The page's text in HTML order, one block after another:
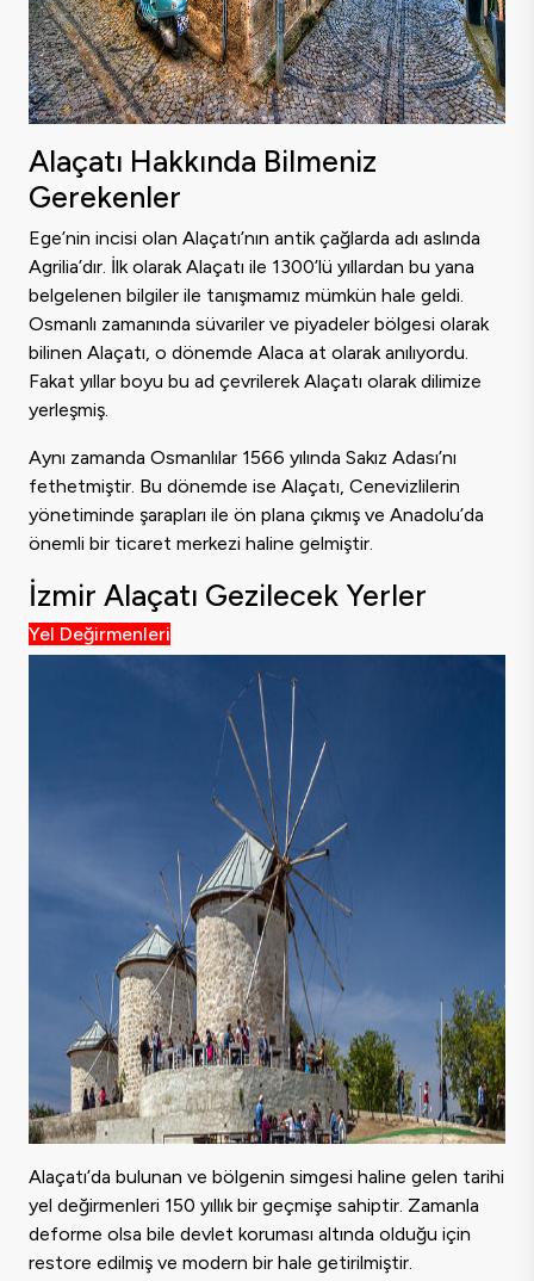
Alaçatı Hakkında Bilmeniz
Gerekenler
Ege’nin incisi olan Alaçatı’nın antik çağlarda adı aslında
Agrilia’dır. İlk olarak Alaçatı ile 1300’lü yıllardan bu yana
belgelenen bilgiler ile tanışmamız mümkün hale geldi.
Osmanlı zamanında süvariler ve piyadeler bölgesi olarak
bilinen Alaçatı, o dönemde Alaca at olarak anılıyordu.
Fakat yıllar boyu bu ad çevrilerek Alaçatı olarak dilimize
yerleşmiş.
Aynı zamanda Osmanlılar 1566 yılında Sakız Adası’nı
fethetmiştir. Bu dönemde ise Alaçatı, Cenevizlilerin
yönetiminde şarapları ile ön plana çıkmış ve Anadolu’da
önemli bir ticaret merkezi haline gelmiştir.
İzmir Alaçatı Gezilecek Yerler
Yel Değirmenleri
Alaçatı’da bulunan ve bölgenin simgesi haline gelen tarihi
yel değirmenleri 150 yıllık bir geçmişe sahiptir. Zamanla
deforme olsa bile devlet koruması altında olduğu için
restore edilmiş ve modern bir hale getirilmiştir.